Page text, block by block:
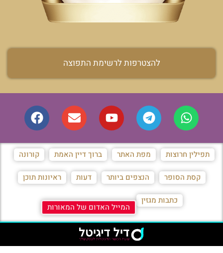
להצטרפות לרשימת התפוצה
תפילין חרוצות מפת האתר ברוך דיין האמת קורונה
קסת הסופר הנצפים ביותר דעות ראיונות תוכן
כתבות מגזין
המייל האדום של המאורות